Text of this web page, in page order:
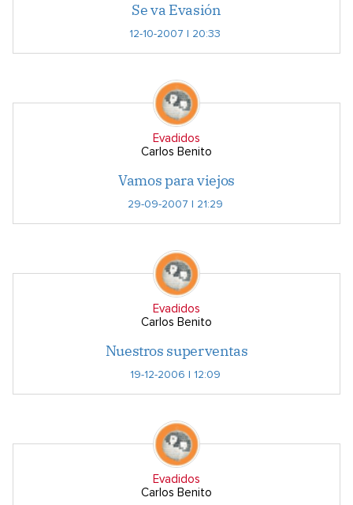
Se va Evasión
12-10-2007 | 20:33
Evadidos
Carlos Benito
Vamos para viejos
29-09-2007 | 21:29
Evadidos
Carlos Benito
Nuestros superventas
19-12-2006 | 12:09
Evadidos
Carlos Benito